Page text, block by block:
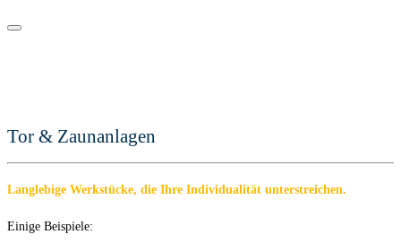
Tor & Zaunanlagen
Langlebige Werkstücke, die Ihre Individualität unterstreichen.
Einige Beispiele: